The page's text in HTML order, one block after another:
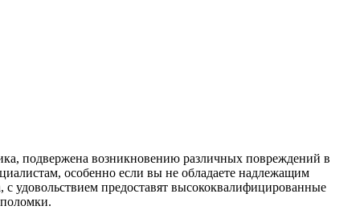
подвержена возникновению различных повреждений в
особенно если вы не обладаете надлежащим
удовольствием предоставят высококвалифицированные